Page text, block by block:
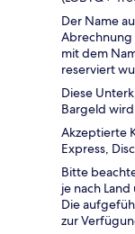
Der Name
Abrechnung
mit dem
reserviert
Diese
Bargeld
Akzeptierte
Express,
Bitte
je nach
Die
zur